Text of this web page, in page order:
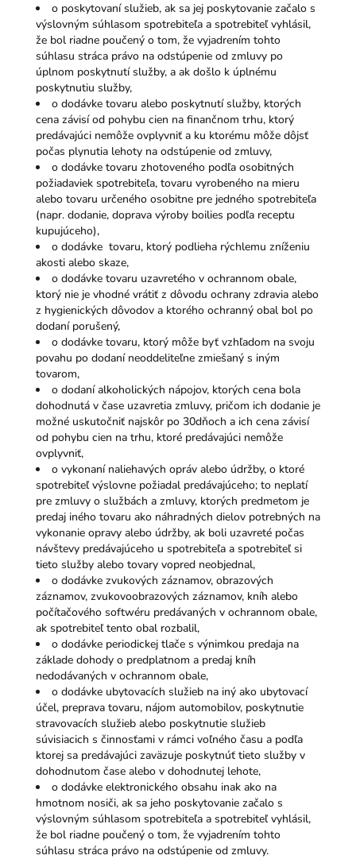
o poskytovaní služieb, ak sa jej poskytovanie začalo s
výslovným súhlasom spotrebiteľa a spotrebiteľ vyhlásil,
že bol riadne poučený o tom, že vyjadrením tohto
súhlasu stráca právo na odstúpenie od zmluvy po
úplnom poskytnutí služby, a ak došlo k úplnému
poskytnutiu služby,
o dodávke tovaru alebo poskytnutí služby, ktorých
cena závisí od pohybu cien na finančnom trhu, ktorý
predávajúci nemôže ovplyvniť a ku ktorému môže dôjsť
počas plynutia lehoty na odstúpenie od zmluvy,
o dodávke tovaru zhotoveného podľa osobitných
požiadaviek spotrebiteľa, tovaru vyrobeného na mieru
alebo tovaru určeného osobitne pre jedného spotrebiteľa
(napr. dodanie, doprava výroby boilies podľa receptu
kupujúceho),
o dodávke tovaru, ktorý podlieha rýchlemu zníženiu
akosti alebo skaze,
o dodávke tovaru uzavretého v ochrannom obale,
ktorý nie je vhodné vrátiť z dôvodu ochrany zdravia alebo
z hygienických dôvodov a ktorého ochranný obal bol po
dodaní porušený,
o dodávke tovaru, ktorý môže byť vzhľadom na svoju
povahu po dodaní neoddeliteľne zmiešaný s iným
tovarom,
o dodaní alkoholických nápojov, ktorých cena bola
dohodnutá v čase uzavretia zmluvy, pričom ich dodanie je
možné uskutočniť najskôr po 30dňoch a ich cena závisí
od pohybu cien na trhu, ktoré predávajúci nemôže
ovplyvniť,
o vykonaní naliehavých opráv alebo údržby, o ktoré
spotrebiteľ výslovne požiadal predávajúceho; to neplatí
pre zmluvy o službách a zmluvy, ktorých predmetom je
predaj iného tovaru ako náhradných dielov potrebných na
vykonanie opravy alebo údržby, ak boli uzavreté počas
návštevy predávajúceho u spotrebiteľa a spotrebiteľ si
tieto služby alebo tovary vopred neobjednal,
o dodávke zvukových záznamov, obrazových
záznamov, zvukovoobrazových záznamov, kníh alebo
počítačového softwéru predávaných v ochrannom obale,
ak spotrebiteľ tento obal rozbalil,
o dodávke periodickej tlače s výnimkou predaja na
základe dohody o predplatnom a predaj kníh
nedodávaných v ochrannom obale,
o dodávke ubytovacích služieb na iný ako ubytovací
účel, preprava tovaru, nájom automobilov, poskytnutie
stravovacích služieb alebo poskytnutie služieb
súvisiacich s činnosťami v rámci voľného času a podľa
ktorej sa predávajúci zaväzuje poskytnúť tieto služby v
dohodnutom čase alebo v dohodnutej lehote,
o dodávke elektronického obsahu inak ako na
hmotnom nosiči, ak sa jeho poskytovanie začalo s
výslovným súhlasom spotrebiteľa a spotrebiteľ vyhlásil,
že bol riadne poučený o tom, že vyjadrením tohto
súhlasu stráca právo na odstúpenie od zmluvy.